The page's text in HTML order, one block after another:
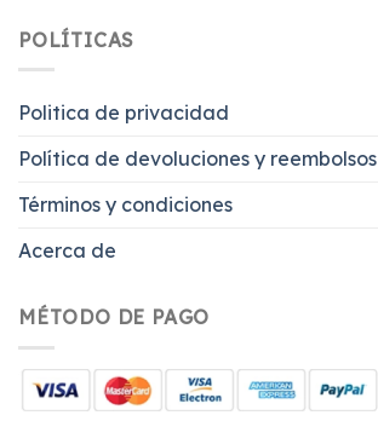
POLÍTICAS
Politica de privacidad
Política de devoluciones y reembolsos
Términos y condiciones
Acerca de
MÉTODO DE PAGO